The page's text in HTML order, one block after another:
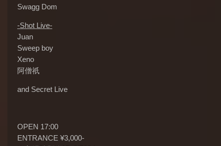
Swagg Dom
-Shot Live-
Juan
Sweep boy
Xeno
阿僧祇
and Secret Live
OPEN 17:00
ENTRANCE ¥3,000-